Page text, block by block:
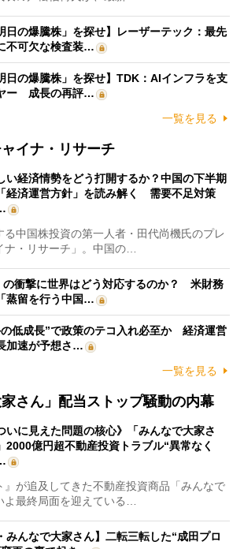
日の爆騰株」を探せ】レーザーテック：最先
不可欠な検査装…
日の爆騰株」を探せ】TDK：AIインフラを支
ー 成長の再評…
一覧を見る
イナ・リサーチ
い経済情勢をどう打開するか？中国の下半期
経済運営方針」を読み解く 需要不足対策
中国株投資の第一人者・田代尚機氏のプレ
ナ・リサーチ」。中国の…
衝撃に世界はどう対応するのか？ 米財務
蒸留を行う中国…
低成長”で政策のテコ入れ必至か 経済運営
加速が予想さ…
一覧を見る
家さん」配当ストップ騒動の内幕
いに見えた問題の核心》「みんなで大家さ
2000億円超不動産投資トラブル“異常なく
が追及してきた不動産投資商品「みんなで
よ最終局面を迎えている…
みんなで大家さん】二転三転した“成田プロ